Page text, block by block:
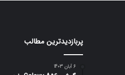
پربازدیدترین مطالب
6 آبان 1403
هواوی
۱۰۰